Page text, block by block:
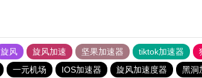
旋风 旋风加速 坚果加速器 tiktok加速器
一元机场 IOS加速器 旋风加速度器 黑洞